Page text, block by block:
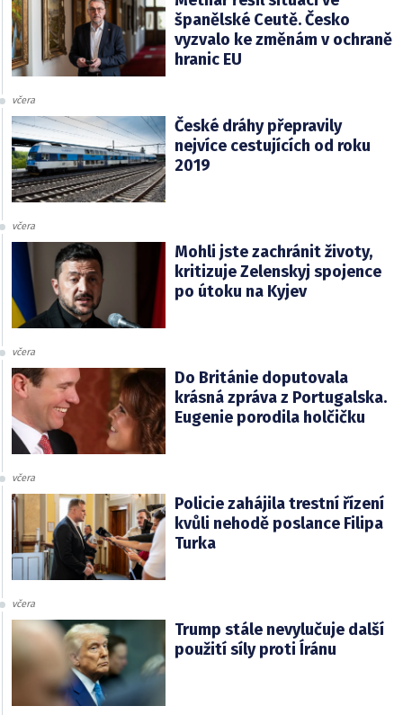
španělské Ceutě. Česko
vyzvalo ke změnám v ochraně
hranic EU
včera
České dráhy přepravily
nejvíce cestujících od roku
2019
včera
Mohli jste zachránit životy,
kritizuje Zelenskyj spojence
po útoku na Kyjev
včera
Do Británie doputovala
krásná zpráva z Portugalska.
Eugenie porodila holčičku
včera
Policie zahájila trestní řízení
kvůli nehodě poslance Filipa
Turka
včera
Trump stále nevylučuje další
použití síly proti Íránu